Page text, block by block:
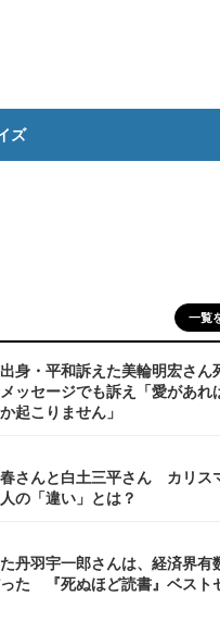
ズ
一覧
身・平和訴えた美輪明宏さ
ッセージでも訴え「愛があ
起こりません」
さんと白土三平さん カリス
の「違い」とは？
丹羽宇一郎さんは、経済界有
た 『死ぬほど読書』ベスト